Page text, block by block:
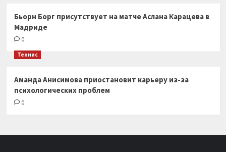
Бьорн Борг присутствует на матче Аслана Карацева в
Мадриде
0
Теннис
Аманда Анисимова приостановит карьеру из-за
психологических проблем
0